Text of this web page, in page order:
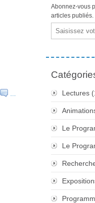
…
Abonnez-vous
articles publiés.
Email
Lectures
Le
Le